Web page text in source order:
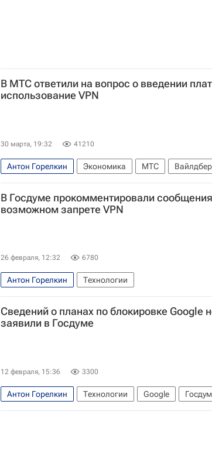
В МТС ответили на вопрос о введении
использование VPN
30 марта, 19:32 41210
Антон Горелкин Экономика МТС
Госдума РФ
Технологии Интернет VPN
В Госдуме прокомментировали
возможном запрете VPN
26 февраля, 12:32 6780
Антон Горелкин
Технологии
Госдума РФ
Сведений о планах по блокировке Google
заявили в Госдуме
12 февраля, 15:36 3300
Антон Горелкин Технологии Google